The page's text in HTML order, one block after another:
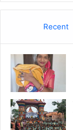
Recent